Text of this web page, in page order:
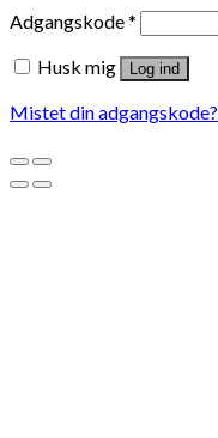
Adgangskode*
Husk mig
Log ind
Mistet din adgangskode?